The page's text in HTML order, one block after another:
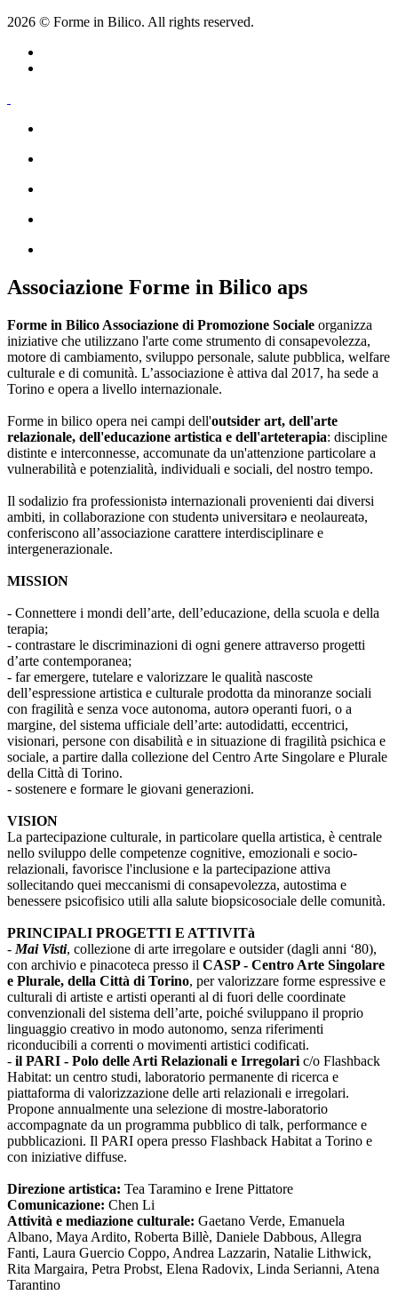
2026 © Forme in Bilico. All rights reserved.
Associazione Forme in Bilico aps
Forme in Bilico Associazione di Promozione Sociale organizza
iniziative che utilizzano l'arte come strumento di consapevolezza,
motore di cambiamento, sviluppo personale, salute pubblica, welfare
culturale e di comunità. L’associazione è attiva dal 2017, ha sede a
Torino e opera a livello internazionale.
Forme in bilico opera nei campi dell'outsider art, dell'arte
relazionale, dell'educazione artistica e dell'arteterapia: discipline
distinte e interconnesse, accomunate da un'attenzione particolare a
vulnerabilità e potenzialità, individuali e sociali, del nostro tempo.
Il sodalizio fra professionistə internazionali provenienti dai diversi
ambiti, in collaborazione con studentə universitarə e neolaureatə,
conferiscono all’associazione carattere interdisciplinare e
intergenerazionale.
MISSION
- Connettere i mondi dell’arte, dell’educazione, della scuola e della
terapia;
- contrastare le discriminazioni di ogni genere attraverso progetti
d’arte contemporanea;
- far emergere, tutelare e valorizzare le qualità nascoste
dell’espressione artistica e culturale prodotta da minoranze sociali
con fragilità e senza voce autonoma, autorə operanti fuori, o a
margine, del sistema ufficiale dell’arte: autodidatti, eccentrici,
visionari, persone con disabilità e in situazione di fragilità psichica e
sociale, a partire dalla collezione del Centro Arte Singolare e Plurale
della Città di Torino.
- sostenere e formare le giovani generazioni.
VISION
La partecipazione culturale, in particolare quella artistica, è centrale
nello sviluppo delle competenze cognitive, emozionali e socio-
relazionali, favorisce l'inclusione e la partecipazione attiva
sollecitando quei meccanismi di consapevolezza, autostima e
benessere psicofisico utili alla salute biopsicosociale delle comunità.
PRINCIPALI PROGETTI E ATTIVITà
- Mai Visti, collezione di arte irregolare e outsider (dagli anni ‘80),
con archivio e pinacoteca presso il CASP - Centro Arte Singolare
e Plurale, della Città di Torino, per valorizzare forme espressive e
culturali di artiste e artisti operanti al di fuori delle coordinate
convenzionali del sistema dell’arte, poiché sviluppano il proprio
linguaggio creativo in modo autonomo, senza riferimenti
riconducibili a correnti o movimenti artistici codificati.
- il PARI - Polo delle Arti Relazionali e Irregolari c/o Flashback
Habitat: un centro studi, laboratorio permanente di ricerca e
piattaforma di valorizzazione delle arti relazionali e irregolari.
Propone annualmente una selezione di mostre-laboratorio
accompagnate da un programma pubblico di talk, performance e
pubblicazioni. Il PARI opera presso Flashback Habitat a Torino e
con iniziative diffuse.
Direzione artistica: Tea Taramino e Irene Pittatore
Comunicazione: Chen Li
Attività e mediazione culturale: Gaetano Verde, Emanuela
Albano, Maya Ardito, Roberta Billè, Daniele Dabbous, Allegra
Fanti, Laura Guercio Coppo, Andrea Lazzarin, Natalie Lithwick,
Rita Margaira, Petra Probst, Elena Radovix, Linda Serianni, Atena
Tarantino